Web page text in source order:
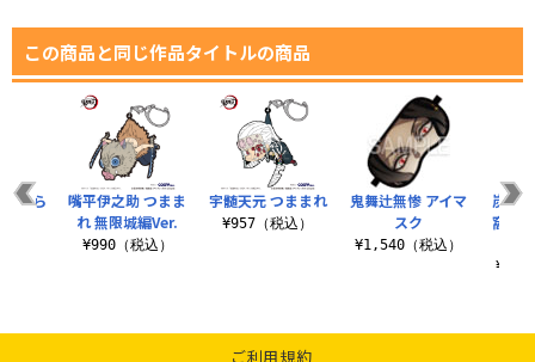
この商品と同じ作品タイトルの商品
宇髄天元 つままれ
¥957（税込）
鬼舞辻無惨 アイマ
スク
¥1,540（税込）
炭治
窩座
たら
嘴平伊之助 つまま
れ 無限城編Ver.
¥990（税込）
ご利用規約